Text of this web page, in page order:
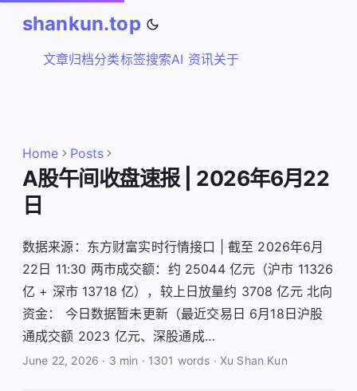
shankun.top
文章归档分类标签搜索AI 资讯关于
Home Posts
A股午间收盘速报 | 2026年6月22
日
数据来源：东方财富实时行情接口 | 截至 2026年6月
22日 11:30 两市成交额：约 25044 亿元（沪市 11326
亿 + 深市 13718 亿），较上日放量约 3708 亿元 北向
资金： 今日数据暂未更新（最近交易日 6月18日沪股
通成交额 2023 亿元、深股通成…
June 22, 2026 · 3 min · 1301 words · Xu Shan Kun